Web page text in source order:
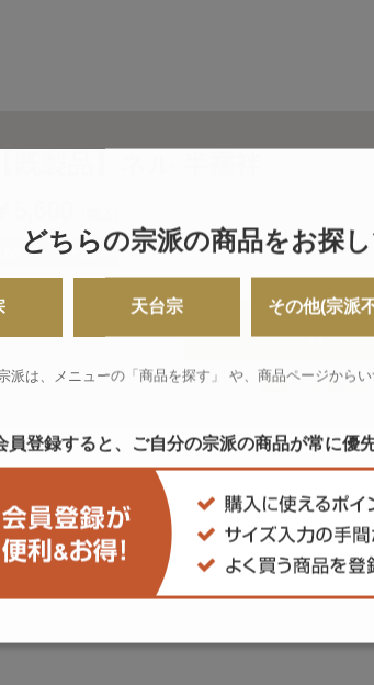
ポイント獲得
この商品
どちらの宗派の商品をお探
天台宗 その他(宗派
派は、メニューの「商品を探す」 や、 商品ページからい
員登録すると、ご自分の宗派の商品が常に優